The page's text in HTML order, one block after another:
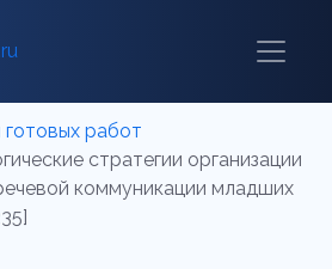
готовых работ
стратегии организации
коммуникации младших